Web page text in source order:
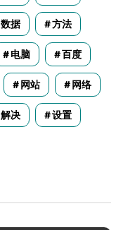
数据 方法
电脑 百度
网站 网络
解决 设置